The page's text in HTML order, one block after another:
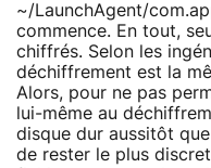
~/LaunchAgent/
commence. En tout,
chiffrés. Selon les
déchiffrement est la
Alors, pour ne pas
lui-même au
disque dur aussitôt
de rester le plus